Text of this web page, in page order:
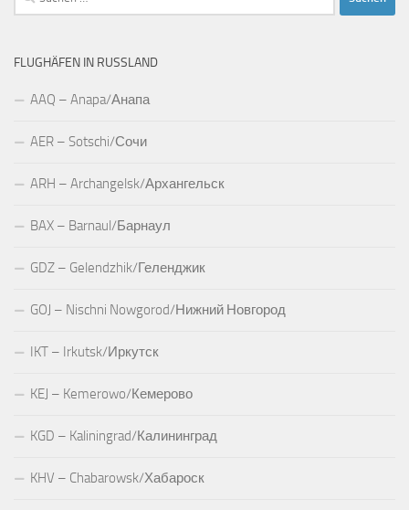
nach:
FLUGHÄFEN IN RUSSLAND
AAQ – Anapa/Анапа
AER – Sotschi/Сочи
ARH – Archangelsk/Архангельск
BAX – Barnaul/Барнаул
GDZ – Gelendzhik/Геленджик
GOJ – Nischni Nowgorod/Нижний Новгород
IKT – Irkutsk/Иркутск
KEJ – Kemerowo/Кемерово
KGD – Kaliningrad/Калининград
KHV – Chabarowsk/Хабароск